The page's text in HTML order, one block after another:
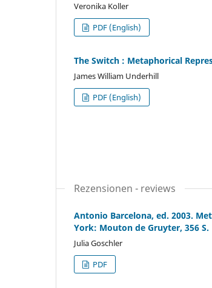
Veronika Koller
PDF (English)
The Switch : Metaphorical
James William Underhill
PDF (English)
Rezensionen - reviews
Antonio Barcelona, ed. 2003.
York: Mouton de Gruyter, 356 S.
Julia Goschler
PDF